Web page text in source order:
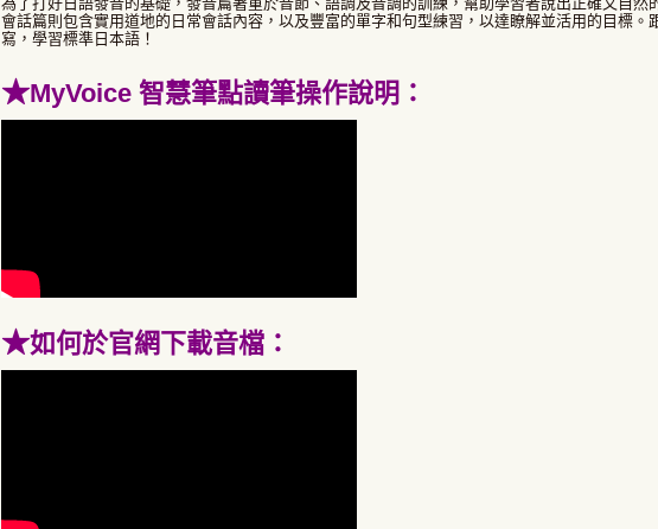
會話篇則包含實用道地的日常會話內容，以及豐富的單字和句型練習，以達瞭解並活用的目標。
寫，學習標準日本語！
★MyVoice 智慧筆點讀筆操作說明：
★如何於官網下載音檔：